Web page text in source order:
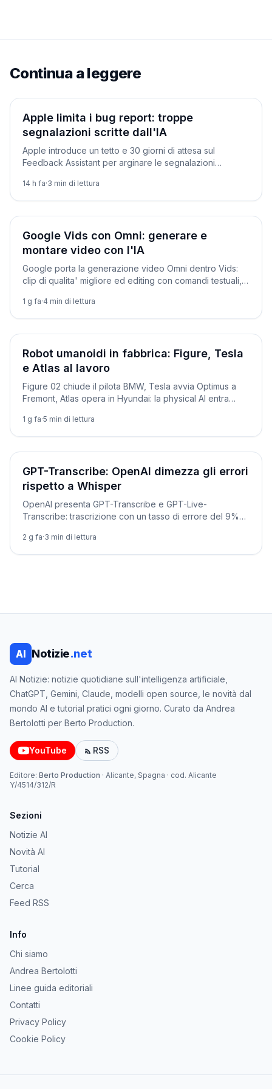
Continua a leggere
Prodotti
Apple limita i bug report: troppe
segnalazioni scritte dall'IA
Apple introduce un tetto e 30 giorni di attesa sul
Feedback Assistant per arginare le segnalazioni
l'Internet Bug Bounty.
14 h fa·3 min di lettura
Novità
Google Vids con Omni: generare e
montare video con l'IA
Google porta la generazione video Omni dentro Vids:
clip di qualita' migliore ed editing con comandi testuali,
1 g fa·4 min di lettura
Prodotti
Robot umanoidi in fabbrica: Figure, Tesla
e Atlas al lavoro
Figure 02 chiude il pilota BMW, Tesla avvia Optimus a
Fremont, Atlas opera in Hyundai: la physical AI entra
1 g fa·5 min di lettura
Novità
GPT-Transcribe: OpenAI dimezza gli errori
rispetto a Whisper
OpenAI presenta GPT-Transcribe e GPT-Live-
Transcribe: trascrizione con un tasso di errore del 9%
codice pronto.
2 g fa·3 min di lettura
AI Notizie.net
AI Notizie: notizie quotidiane sull'intelligenza artificiale,
ChatGPT, Gemini, Claude, modelli open source, le novità dal
mondo AI e tutorial pratici ogni giorno. Curato da Andrea
Bertolotti per Berto Production.
YouTube RSS
Editore: Berto Production · Alicante, Spagna · cod. Alicante
Y/4514/312/R
Sezioni
Notizie AI
Novità AI
Tutorial
Cerca
Feed RSS
Info
Chi siamo
Andrea Bertolotti
Linee guida editoriali
Contatti
Privacy Policy
Cookie Policy